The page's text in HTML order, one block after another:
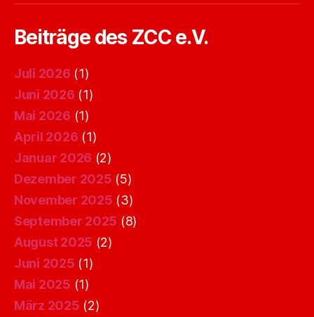
Beiträge des ZCC e.V.
Juli 2026 (1)
Juni 2026 (1)
Mai 2026 (1)
April 2026 (1)
Januar 2026 (2)
Dezember 2025 (5)
November 2025 (3)
September 2025 (8)
August 2025 (2)
Juni 2025 (1)
Mai 2025 (1)
März 2025 (2)